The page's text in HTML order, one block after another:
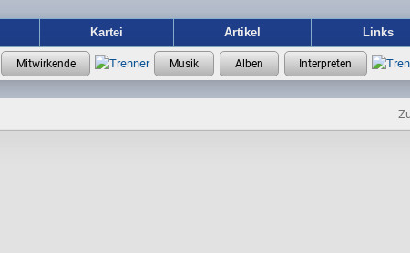
Kartei Artikel Links